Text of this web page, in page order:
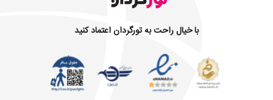
با خیال راحت به تورگردان اعتماد کنید